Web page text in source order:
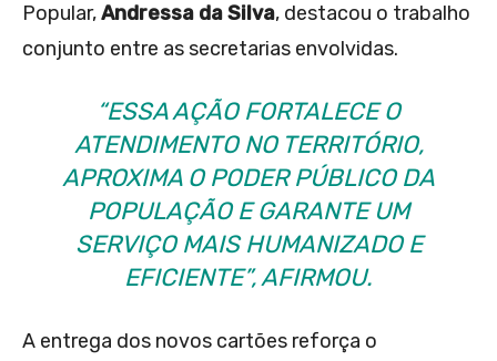
Popular,Andressa da Silva, destacou o trabalho
conjunto entre as secretarias envolvidas.
“ESSA AÇÃO FORTALECE O
ATENDIMENTO NO TERRITÓRIO,
APROXIMA O PODER PÚBLICO DA
POPULAÇÃO E GARANTE UM
SERVIÇO MAIS HUMANIZADO E
EFICIENTE”, AFIRMOU.
A entrega dos novos cartões reforça o